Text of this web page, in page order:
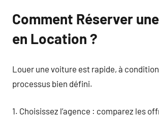
Comment Réserver
en Location ?
Louer une voiture est rapide, à
processus bien défini.
1. Choisissez l’agence : comparez les